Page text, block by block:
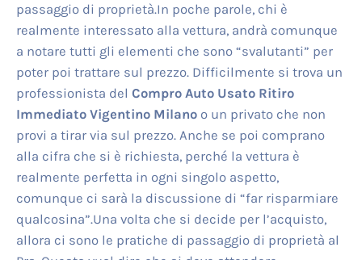
passaggio di proprietà.In poche parole, chi è
realmente interessato alla vettura, andrà comunque
a notare tutti gli elementi che sono “svalutanti” per
poter poi trattare sul prezzo. Difficilmente si trova un
professionista del Compro Auto Usato Ritiro
Immediato Vigentino Milanoo un privato che non
provi a tirar via sul prezzo. Anche se poi comprano
alla cifra che si è richiesta, perché la vettura è
realmente perfetta in ogni singolo aspetto,
comunque ci sarà la discussione di “far risparmiare
qualcosina”.Una volta che si decide per l’acquisto,
allora ci sono le pratiche di passaggio di proprietà al